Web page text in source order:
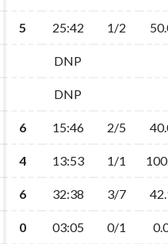
5 25:42 1/2
DNP
DNP
6 15:46 2/5
4 13:53 1/1
6 32:38 3/7
0 03:05 0/1
5 25:42 1/2
DNP
DNP
6 15:46 2/5
4 13:53 1/1
6 32:38 3/7
0 03:05 0/1